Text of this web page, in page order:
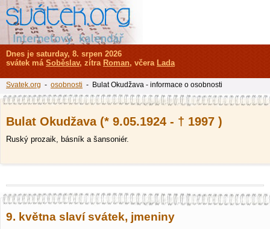
Bulat Okudžava (* 9.05.1924 - † 1997 )
Ruský prozaik, básník a šansoniér.
9. května slaví svátek, jmeniny
Dnes je saturday, 8. srpen 2026
svátek má Soběslav, zítra Roman, včera Lada
Svatek.org - osobnosti - Bulat Okudžava - informace o osobnosti